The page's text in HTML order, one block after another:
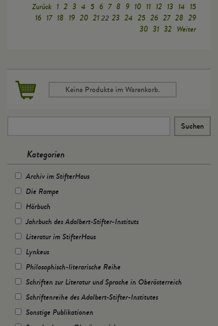
Zurück 1 2 3 4 5 6 7 8 9 10 11 12 13 14 15
16 17 18 19 20 2122 23 24 25 26 27 28 29
30 31 32 Weiter
Keine Produkte im Warenkorb.
Kategorien
Archiv im StifterHaus
Die Rampe
Hörbuch
Jahrbuch des Adalbert-Stifter-Instituts
Literatur im StifterHaus
Lynkeus
Philosophisch-literarische Reihe
Schriften zur Literatur und Sprache in Oberösterreich
Schriftenreihe des Adalbert-Stifter-Institutes
Sonstige Publikationen